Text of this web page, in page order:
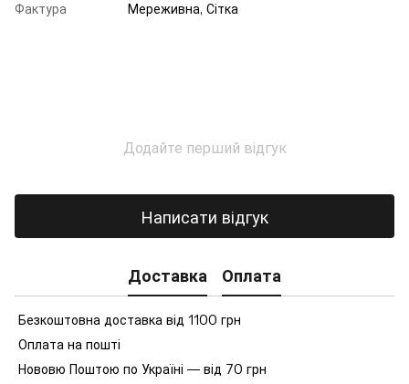
Фактура
Мереживна, Сітка
Додайте перший відгук
Написати відгук
Доставка Оплата
Безкоштовна доставка від 1100 грн
Оплата на пошті
Нововю Поштою по Україні — від 70 грн